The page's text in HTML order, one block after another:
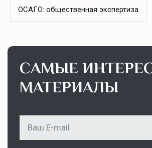
ОСАГО: общественная экспертиза
САМЫЕ
МАТЕРИАЛЫ